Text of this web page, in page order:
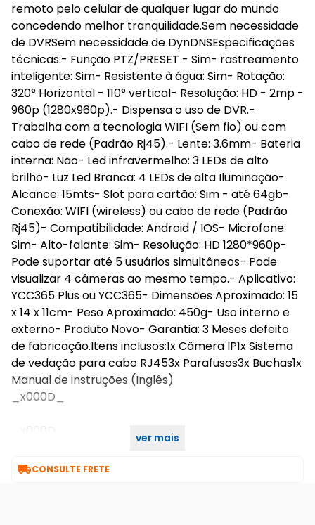
remoto pelo celular de qualquer lugar do mundo
concedendo melhor tranquilidade.Sem necessidade
de DVRSem necessidade de DynDNSEspecificações
técnicas:- Função PTZ/PRESET - Sim- rastreamento
inteligente: Sim- Resistente à água: Sim- Rotação:
320° Horizontal - 110° vertical- Resolução: HD - 2mp -
960p (1280x960p).- Dispensa o uso de DVR.-
Trabalha com a tecnologia WIFI (Sem fio) ou com
cabo de rede (Padrão Rj45).- Lente: 3.6mm- Bateria
interna: Não- Led infravermelho: 3 LEDs de alto
brilho- Luz Led Branca: 4 LEDs de alta Iluminação-
Alcance: 15mts- Slot para cartão: Sim - até 64gb-
Conexão: WIFI (wireless) ou cabo de rede (Padrão
Rj45)- Compatibilidade: Android / IOS- Microfone:
Sim- Alto-falante: Sim- Resolução: HD 1280*960p-
Pode suportar até 5 usuários simultâneos- Pode
visualizar 4 câmeras ao mesmo tempo.- Aplicativo:
YCC365 Plus ou YCC365- Dimensões Aproximado: 15
x 14 x 11cm- Peso Aproximado: 450g- Uso interno e
externo- Produto Novo- Garantia: 3 Meses defeito
de fabricação.Itens inclusos:1x Câmera IP1x Sistema
de vedação para cabo RJ453x Parafusos3x Buchas1x
Manual de instruções (Inglês)
_x000D_
_x000D_ ver mais
CONSULTE FRETE